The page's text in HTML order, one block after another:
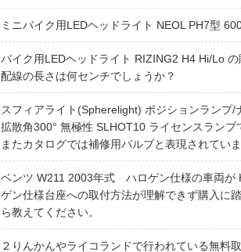
ミニバイク用LEDヘッドライト NEOL PH7型
バイク用LEDヘッドライト RIZING2 H4 Hi/Lo
配線の長さは何センチでしょうか？
スフィアライト(Spherelight) ポジションランプ
拡散角300° 無極性 SLHOT10 ライセンスラン
またカタログでは補修用バルブと表現されてい
ベンツ W211 2003年式 ハロゲン仕様の車両が
ゲン仕様台座への取付方法が理解できず購入に
ら教えてください。
２りんかんやライコランドで行われている無料